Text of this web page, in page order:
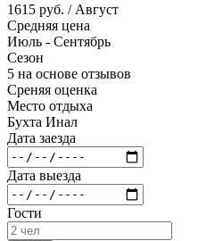
1615 руб. / Август
Средняя цена
Июль - Сентябрь
Сезон
5 на основе отзывов
Среняя оценка
Место отдыха
Бухта Инал
Дата заезда
Дата выезда
Гости